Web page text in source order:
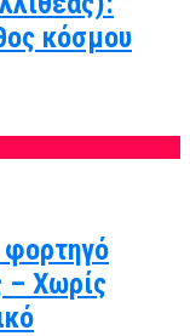
κόσμου
– Χωρίς